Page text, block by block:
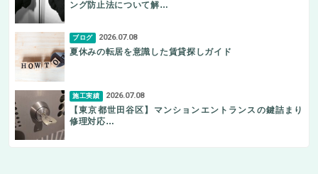
ング防止法について解…
ブログ 2026.07.08
夏休みの転居を意識した賃貸探しガイド
施工実績 2026.07.08
【東京都世田谷区】マンションエントランスの鍵詰まり
修理対応…